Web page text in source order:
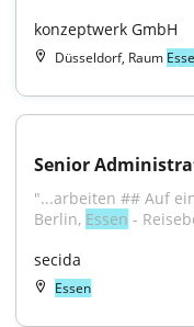
konzeptwerk GmbH
Düsseldorf, Raum
Senior
"...arbeiten ## Auf
Berlin, Essen -
secida
Essen